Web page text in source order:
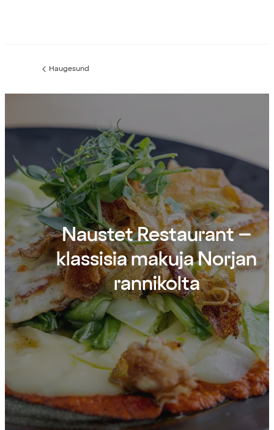
Edellinen
Haugesund
Naustet Restaurant –
klassisia makuja Norjan
rannikolta